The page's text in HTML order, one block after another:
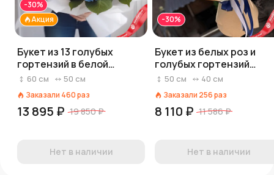
Акция
-30%
Букет из 13 голубых
гортензий в белой
бумаге
60 см 50 см
Заказали 460раз
13 895 ₽ 19 850 ₽
Нет в наличии
-30%
Букет из белых роз и
голубых гортензий
«Любовь похожая на
50 см 40 см
Заказали 256раз
8 110 ₽ 11 586 ₽
Нет в наличии